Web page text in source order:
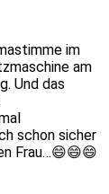
im
am
Und das
schon sicher
Frau…😄😄😄